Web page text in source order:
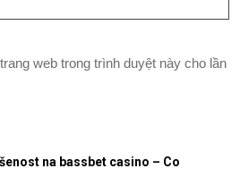
web trong trình duyệt này cho lần
na bassbet casino – Co